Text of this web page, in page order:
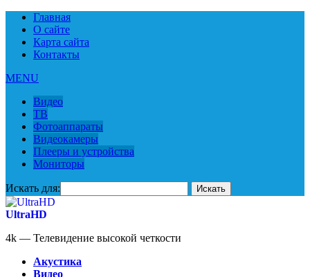
Главная
О сайте
Карта сайта
Контакты
MENU
Видео
ТВ
Фотоаппараты
Видеокамеры
Плееры и устройства
Мониторы
Искать для:
UltraHD
4k — Телевидение высокой четкости
Акустика
Видео